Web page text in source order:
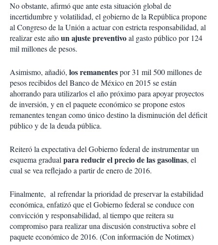
No obstante, afirmó que ante esta situación global de
incertidumbre y volatilidad, el gobierno de la República propone
al Congreso de la Unión a actuar con estricta responsabilidad, al
realizar este añoun ajuste preventivoal gasto público por 124
mil millones de pesos.
Asimismo, añadió, los remanentespor 31 mil 500 millones de
pesos recibidos del Banco de México en 2015 se están
ahorrando para utilizarlos el año próximo para apoyar proyectos
de inversión, y en el paquete económico se propone estos
remanentes tengan como único destino la disminución del déficit
público y de la deuda pública.
Reiteró la expectativa del Gobierno federal de instrumentar un
esquema gradual para reducir el precio de las gasolinas, el
cual se vea reflejado a partir de enero de 2016.
Finalmente, al refrendar la prioridad de preservar la estabilidad
económica, enfatizó que el Gobierno federal se conduce con
convicción y responsabilidad, al tiempo que reitera su
compromiso para realizar una discusión constructiva sobre el
paquete económico de 2016. (Con información de Notimex)